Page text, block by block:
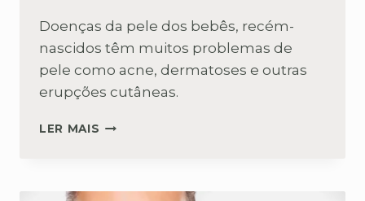
Doenças da pele dos bebês, recém-
nascidos têm muitos problemas de
pele como acne, dermatoses e outras
erupções cutâneas.
LER MAIS 5
DOS